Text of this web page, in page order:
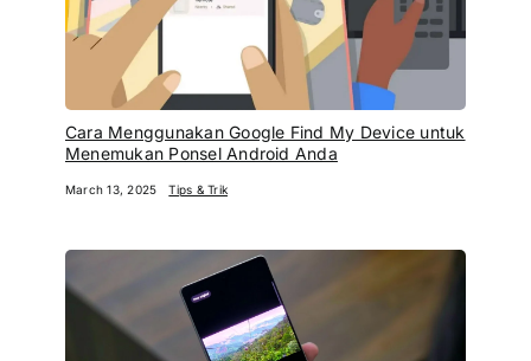
Cara Menggunakan Google Find My Device untuk
Menemukan Ponsel Android Anda
March 13, 2025 Tips & Trik